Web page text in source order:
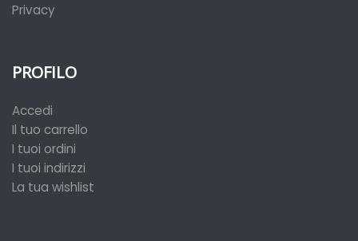
Privacy
PROFILO
Accedi
Il tuo carrello
I tuoi ordini
I tuoi indirizzi
La tua wishlist